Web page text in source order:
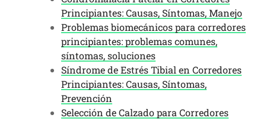
Principiantes: Causas, Síntomas, Manejo
Problemas biomecánicos para corredores
principiantes: problemas comunes,
síntomas, soluciones
Síndrome de Estrés Tibial en Corredores
Principiantes: Causas, Síntomas,
Prevención
Selección de Calzado para Corredores